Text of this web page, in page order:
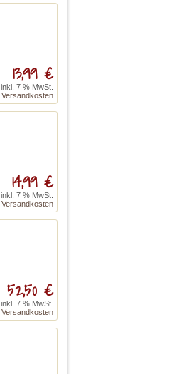
13,99 €
inkl. 7 % MwSt.
Versandkosten
14,99 €
inkl. 7 % MwSt.
Versandkosten
52,50 €
inkl. 7 % MwSt.
Versandkosten